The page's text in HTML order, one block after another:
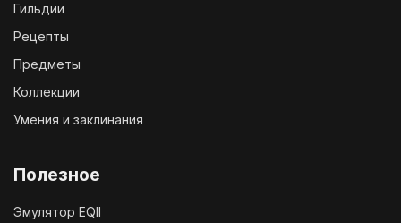
Гильдии
Рецепты
Предметы
Коллекции
Умения и заклинания
Полезное
Эмулятор EQII